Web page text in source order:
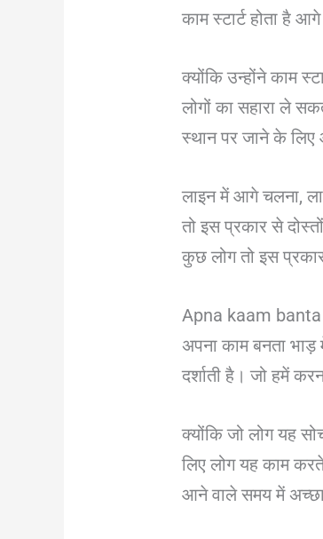
काम स्टार्ट होता है
क्योंकि उन्होंने काम
लोगों का सहारा ले
स्थान पर जाने के
लाइन में आगे चलना,
तो इस प्रकार से
कुछ लोग तो इस
Apna kaam banta
अपना काम बनता
दर्शाती है। जो हमें
क्योंकि जो लोग यह
लिए लोग यह काम
आने वाले समय में